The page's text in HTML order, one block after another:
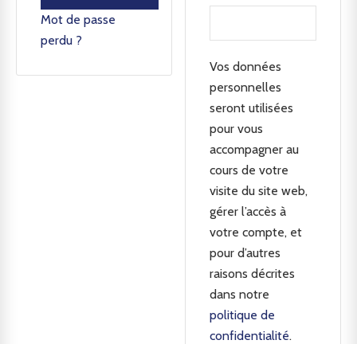
CONNECTER
Mot de passe
perdu ?
Vos données
personnelles
seront utilisées
pour vous
accompagner au
cours de votre
visite du site web,
gérer l’accès à
votre compte, et
pour d’autres
raisons décrites
dans notre
politique de
confidentialité.